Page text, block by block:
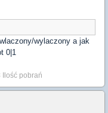
wylaczony a jak
0|1
Ilość pobrań